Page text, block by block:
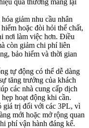
giảm nhu cầu nhân
hoặc đòi hỏi thể chất,
nơi làm việc hơn. Điều
còn giảm chi phí liên
bảo hiểm và thời gian
tự động có thể dễ dàng
tăng trưởng của khách
các nhà cung cấp dịch
hoạt động khi cần.
giá trị đối với các 3PL, vì
mới hoặc mở rộng quan
phí vận hành đáng kể.